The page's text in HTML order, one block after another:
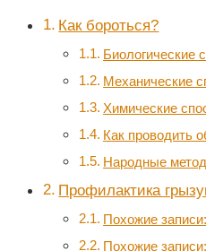
Как бороться?
Биологические
Механические
Химические
Как проводить
Народные
Профилактика
Похожие записи:
Похожие записи: